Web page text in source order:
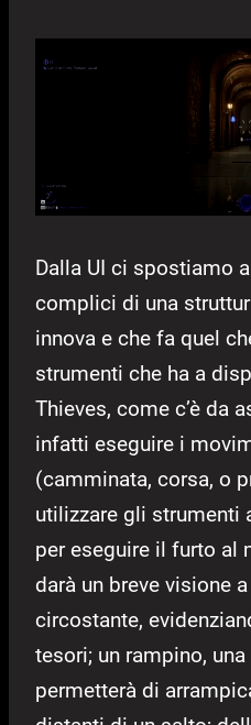
Dalla UI ci spostiamo
complici di una
innova e che fa quel
strumenti che ha a
Thieves, come c’è da
infatti eseguire i
(camminata, corsa, o
utilizzare gli strumenti
per eseguire il furto al
darà un breve visione
circostante,
tesori; un rampino,
permetterà di